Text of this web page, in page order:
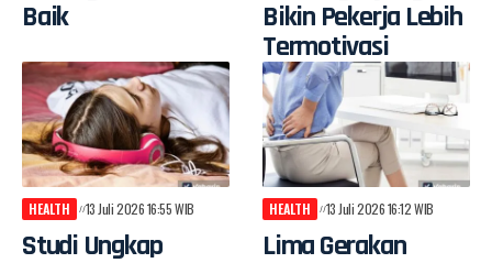
Baik
Bikin Pekerja Lebih
Termotivasi
HEALTH 13 Juli 2026 16:55 WIB
Studi Ungkap
HEALTH 13 Juli 2026 16:12 WIB
Lima Gerakan